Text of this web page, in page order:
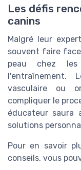
Les défis
canins
Malgré leur
souvent faire
peau chez
l'entraînement.
vasculaire ou
compliquer le
éducateur saura
solutions
Pour en savoir
conseils, vous